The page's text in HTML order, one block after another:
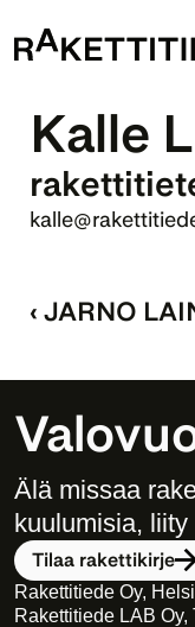
Kalle
‹ JARNO
Älä missaa
kuulumisia,
Tilaa rakettikirje
Rakettitiede Oy,
Rakettitiede LAB Oy,